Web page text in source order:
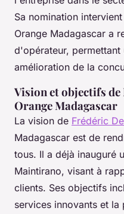
Sa nomination
Orange Madagascar a
d'opérateur, permettant
amélioration de la
Vision et objectifs
Orange Madagascar
La vision de Frédéric
Madagascar est de
tous. Il a déjà inauguré
Maintirano, visant à
clients. Ses objectifs
services innovants et